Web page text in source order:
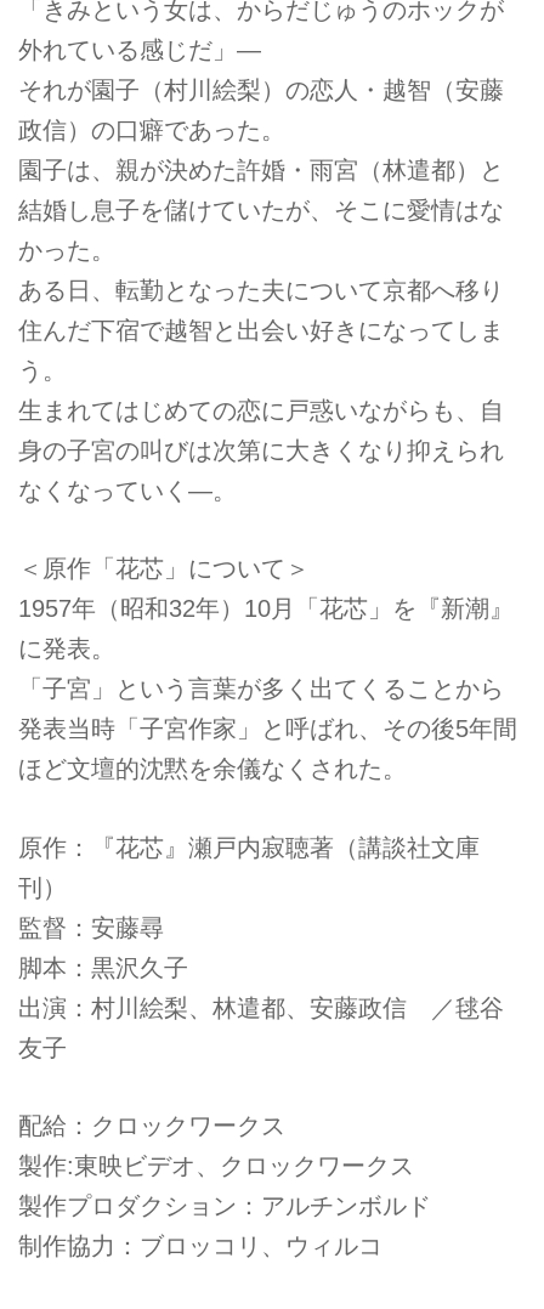
「きみという女は、からだじゅうのホックが
外れている感じだ」―
それが園子（村川絵梨）の恋人・越智（安藤
政信）の口癖であった。
園子は、親が決めた許婚・雨宮（林遣都）と
結婚し息子を儲けていたが、そこに愛情はな
かった。
ある日、転勤となった夫について京都へ移り
住んだ下宿で越智と出会い好きになってしま
う。
生まれてはじめての恋に戸惑いながらも、自
身の子宮の叫びは次第に大きくなり抑えられ
なくなっていく―。
＜原作「花芯」について＞
1957年（昭和32年）10月「花芯」を『新潮』
に発表。
「子宮」という言葉が多く出てくることから
発表当時「子宮作家」と呼ばれ、その後5年間
ほど文壇的沈黙を余儀なくされた。
原作：『花芯』瀬戸内寂聴著（講談社文庫
刊）
監督：安藤尋
脚本：黒沢久子
出演：村川絵梨、林遣都、安藤政信 ／毬谷
友子
配給：クロックワークス
製作:東映ビデオ、クロックワークス
製作プロダクション：アルチンボルド
制作協力：ブロッコリ、ウィルコ